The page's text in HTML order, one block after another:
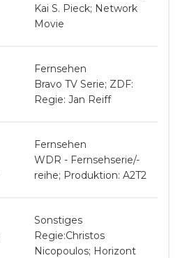
Kai S. Pieck; Network
Movie
Fernsehen
Bravo TV Serie; ZDF:
Regie: Jan Reiff
Fernsehen
WDR - Fernsehserie/-
reihe; Produktion: A2T2
Sonstiges
Regie:Christos
Nicopoulos; Horizont